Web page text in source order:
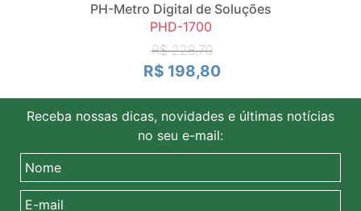
PH-Metro Digital de Soluções
PHD-1700
R$ 228,70
R$ 198,80
Receba nossas dicas, novidades e últimas notícias
no seu e-mail: